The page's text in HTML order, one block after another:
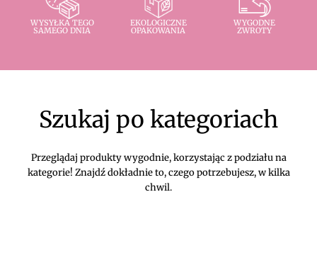
WYSYŁKA TEGO
SAMEGO DNIA
EKOLOGICZNE
OPAKOWANIA
WYGODNE
ZWROTY
Szukaj po kategoriach
Przeglądaj produkty wygodnie, korzystając z podziału na
kategorie! Znajdź dokładnie to, czego potrzebujesz, w kilka
chwil.